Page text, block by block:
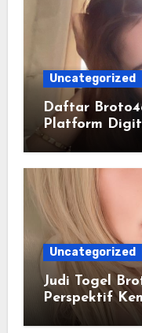
Uncategorized
Daftar
Platform
Masa Kini
Uncategorized
Judi Togel
Perspektif